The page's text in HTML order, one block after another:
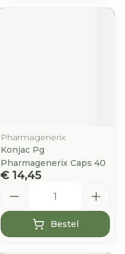
Pharmagenerix
Konjac Pg
Pharmagenerix Caps 40
€ 14,45
Bestel